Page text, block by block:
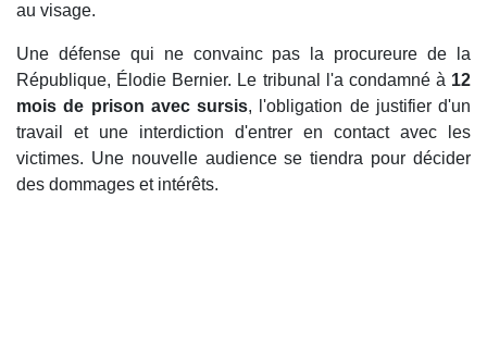
au visage.
Une défense qui ne convainc pas la procureure de la
République, Élodie Bernier. Le tribunal l'a condamné à 12
mois de prison avec sursis, l'obligation de justifier d'un
travail et une interdiction d'entrer en contact avec les
victimes. Une nouvelle audience se tiendra pour décider
des dommages et intérêts.